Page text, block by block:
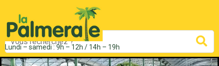
Lundi – samedi : 9h – 12h / 14h – 19h
Mots
clés
: